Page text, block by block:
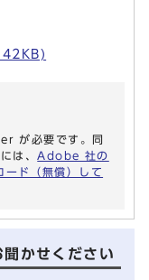
が必要です。同
は、 Adobe 社の
ド（無償）して
かせください